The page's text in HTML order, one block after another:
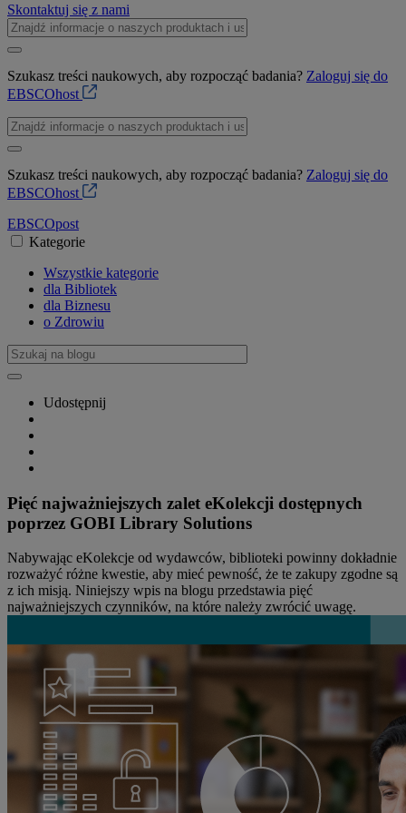
Skontaktuj się z nami
Szukasz treści naukowych, aby rozpocząć badania? Zaloguj się do
EBSCOhost
Szukasz treści naukowych, aby rozpocząć badania? Zaloguj się do
EBSCOhost
EBSCOpost
Kategorie
Wszystkie kategorie
dla Bibliotek
dla Biznesu
o Zdrowiu
Udostępnij
Pięć najważniejszych zalet eKolekcji dostępnych
poprzez GOBI Library Solutions
Nabywając eKolekcje od wydawców, biblioteki powinny dokładnie
rozważyć różne kwestie, aby mieć pewność, że te zakupy zgodne są
z ich misją. Niniejszy wpis na blogu przedstawia pięć
najważniejszych czynników, na które należy zwrócić uwagę.